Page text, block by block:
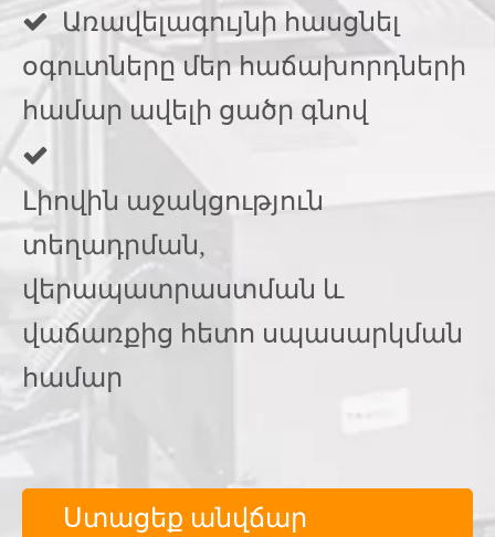
 Առավելագույնի հասցնել
օգուտները մեր հաճախորդների
համար ավելի ցածր գնով

Լիովին աջակցություն
տեղադրման,
վերապատրաստման և
վաճառքից հետո սպասարկման
համար
Ստացեք անվճար